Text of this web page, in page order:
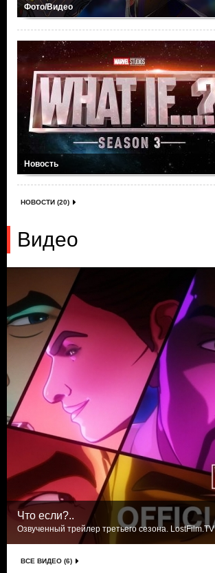
Фото/Видео
Новость
НОВОСТИ (20)
Видео
Что если?..
Озвученный трейлер третьего сезона. LostFilm.TV
ВСЕ ВИДЕО (6)